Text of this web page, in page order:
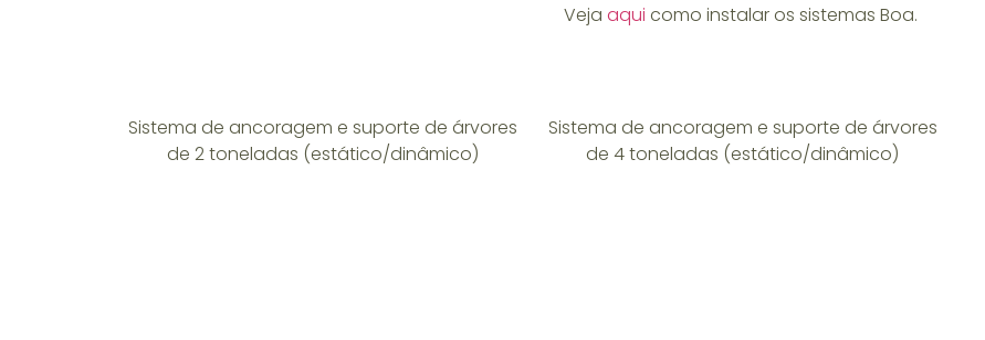
Veja aqui como instalar os sistemas Boa.
Sistema de ancoragem e suporte de árvores
de 2 toneladas (estático/dinâmico)
Sistema de ancoragem e suporte de árvores
de 4 toneladas (estático/dinâmico)